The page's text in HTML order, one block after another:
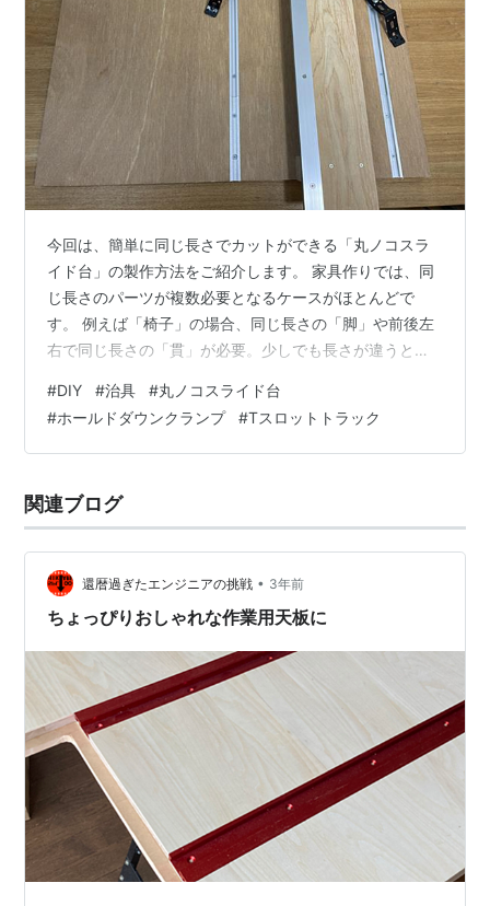
今回は、簡単に同じ長さでカットができる「丸ノコスラ
イド台」の製作方法をご紹介します。 家具作りでは、同
じ長さのパーツが複数必要となるケースがほとんどで
す。 例えば「椅子」の場合、同じ長さの「脚」や前後左
右で同じ長さの「貫」が必要。少しでも長さが違うとガ
ば問題ありませんが、丸ノコしか持っていなくても、丸
ノコスライド台を自作すれば、簡単に同じ長さの材をカ
ットすることができるようになります。 DIYの家具作り
成した丸ノコスライド台。自作のホールドダウンクラン
プは無くても大丈夫。 ▼別の記事で紹介し…
#DIY #治具 #丸ノコスライド台
#ホールドダウンクランプ #Tスロットトラック
関連ブログ
還暦過ぎたエンジニアの挑戦 • 3年前
ちょっぴりおしゃれな作業用天板に